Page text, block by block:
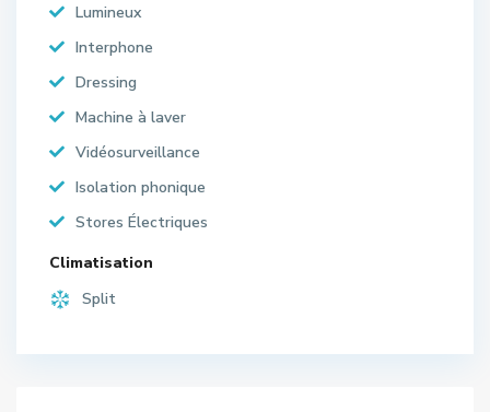
Lumineux
Interphone
Dressing
Machine à laver
Vidéosurveillance
Isolation phonique
Stores Électriques
Climatisation
Split